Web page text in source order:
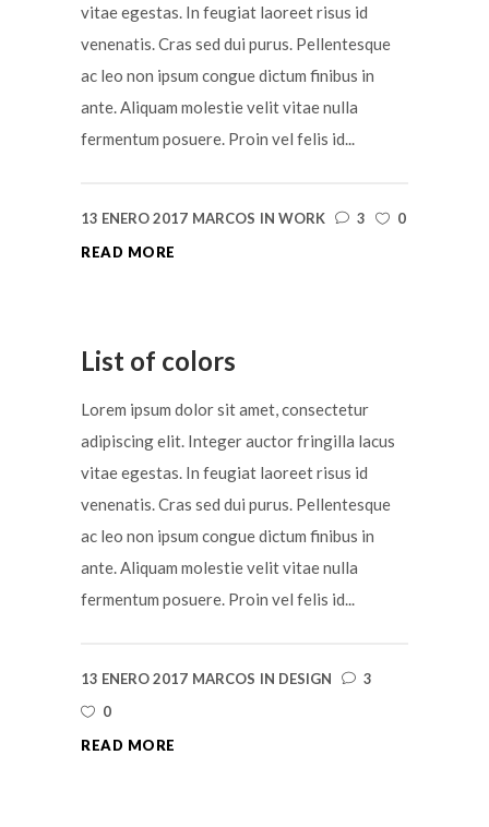
vitae egestas. In feugiat laoreet risus id
venenatis. Cras sed dui purus. Pellentesque
ac leo non ipsum congue dictum finibus in
ante. Aliquam molestie velit vitae nulla
fermentum posuere. Proin vel felis id...
13 ENERO 2017 MARCOS IN WORK 3
0
READ MORE
List of colors
Lorem ipsum dolor sit amet, consectetur
adipiscing elit. Integer auctor fringilla lacus
vitae egestas. In feugiat laoreet risus id
venenatis. Cras sed dui purus. Pellentesque
ac leo non ipsum congue dictum finibus in
ante. Aliquam molestie velit vitae nulla
fermentum posuere. Proin vel felis id...
13 ENERO 2017 MARCOS IN DESIGN
3
0
READ MORE